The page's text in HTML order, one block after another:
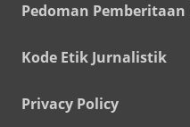
Pedoman Pemberitaan
Kode Etik Jurnalistik
Privacy Policy